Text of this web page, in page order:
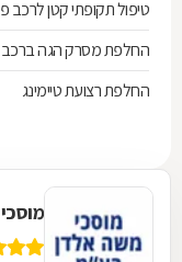
טיפול תקופתי קטן לרכב
החלפת מסרק הגה ברכב
החלפת רצועת טיימינג